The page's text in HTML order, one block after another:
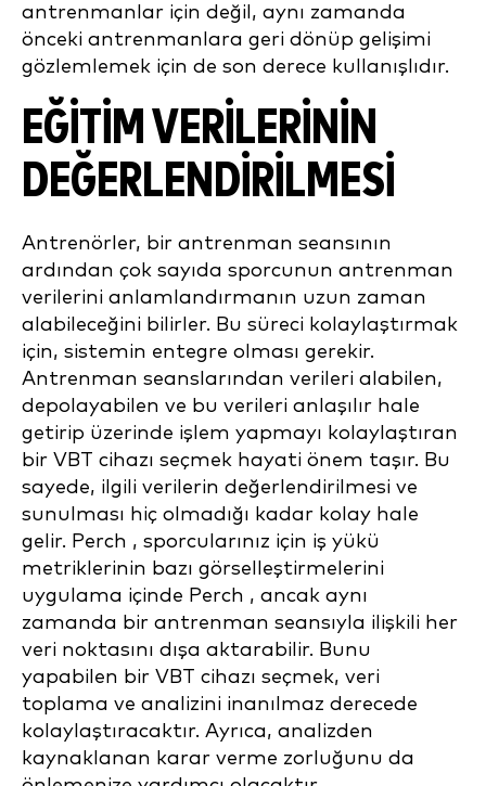
antrenmanlar için değil, aynı zamanda
önceki antrenmanlara geri dönüp gelişimi
gözlemlemek için de son derece kullanışlıdır.
EĞİTİM VERİLERİNİN
DEĞERLENDİRİLMESİ
Antrenörler, bir antrenman seansının
ardından çok sayıda sporcunun antrenman
verilerini anlamlandırmanın uzun zaman
alabileceğini bilirler. Bu süreci kolaylaştırmak
için, sistemin entegre olması gerekir.
Antrenman seanslarından verileri alabilen,
depolayabilen ve bu verileri anlaşılır hale
getirip üzerinde işlem yapmayı kolaylaştıran
bir VBT cihazı seçmek hayati önem taşır. Bu
sayede, ilgili verilerin değerlendirilmesi ve
sunulması hiç olmadığı kadar kolay hale
gelir. Perch , sporcularınız için iş yükü
metriklerinin bazı görselleştirmelerini
uygulama içinde Perch , ancak aynı
zamanda bir antrenman seansıyla ilişkili her
veri noktasını dışa aktarabilir. Bunu
yapabilen bir VBT cihazı seçmek, veri
toplama ve analizini inanılmaz derecede
kolaylaştıracaktır. Ayrıca, analizden
kaynaklanan karar verme zorluğunu da